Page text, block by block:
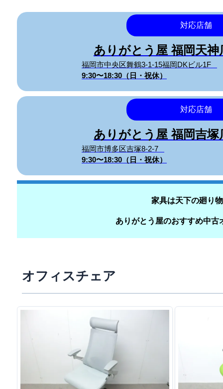
対応店舗
ありがとう屋 福岡天
福岡市中央区舞鶴3-1-15福岡DKビル1F
9:30〜18:30（日・祝休）
対応店舗
ありがとう屋 福岡吉
福岡市博多区吉塚8-2-7
9:30〜18:30（日・祝休）
家具は天下の廻り
ありがとう屋のおすすめ中古
オフィスチェア